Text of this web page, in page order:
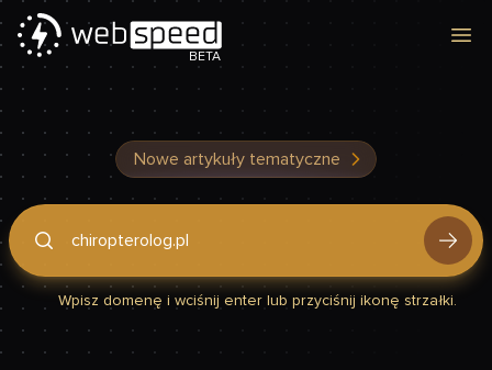
BETA
Nowe artykuły tematyczne
Podaj domenę, by sprawdzić, czy Twoja strona jest szybka
Wpisz domenę i wciśnij enter lub przyciśnij ikonę strzałki.